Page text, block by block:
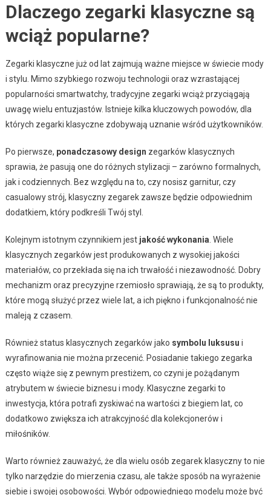
Dlaczego zegarki klasyczne są
wciąż popularne?
Zegarki klasyczne już od lat zajmują ważne miejsce w świecie mody
i stylu. Mimo szybkiego rozwoju technologii oraz wzrastającej
popularności smartwatchy, tradycyjne zegarki wciąż przyciągają
uwagę wielu entuzjastów. Istnieje kilka kluczowych powodów, dla
których zegarki klasyczne zdobywają uznanie wśród użytkowników.
Po pierwsze, ponadczasowy design zegarków klasycznych
sprawia, że pasują one do różnych stylizacji – zarówno formalnych,
jak i codziennych. Bez względu na to, czy nosisz garnitur, czy
casualowy strój, klasyczny zegarek zawsze będzie odpowiednim
dodatkiem, który podkreśli Twój styl.
Kolejnym istotnym czynnikiem jest jakość wykonania . Wiele
klasycznych zegarków jest produkowanych z wysokiej jakości
materiałów, co przekłada się na ich trwałość i niezawodność. Dobry
mechanizm oraz precyzyjne rzemiosło sprawiają, że są to produkty,
które mogą służyć przez wiele lat, a ich piękno i funkcjonalność nie
maleją z czasem.
Również status klasycznych zegarków jako symbolu luksusu i
wyrafinowania nie można przecenić. Posiadanie takiego zegarka
często wiąże się z pewnym prestiżem, co czyni je pożądanym
atrybutem w świecie biznesu i mody. Klasyczne zegarki to
inwestycja, która potrafi zyskiwać na wartości z biegiem lat, co
dodatkowo zwiększa ich atrakcyjność dla kolekcjonerów i
miłośników.
Warto również zauważyć, że dla wielu osób zegarek klasyczny to nie
tylko narzędzie do mierzenia czasu, ale także sposób na wyrażenie
siebie i swojej osobowości. Wybór odpowiedniego modelu może być